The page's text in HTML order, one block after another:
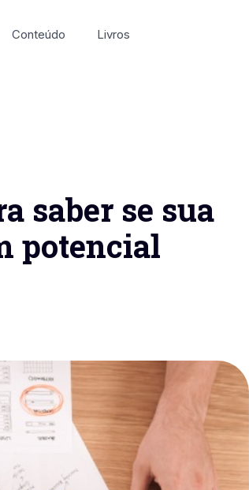
Conteúdo Livros
saber se sua
potencial